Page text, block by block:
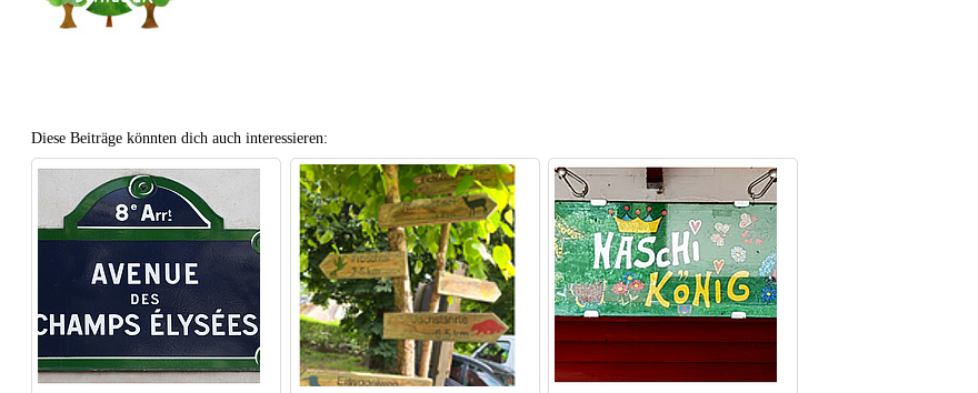
Diese Beiträge könnten dich auch interessieren: